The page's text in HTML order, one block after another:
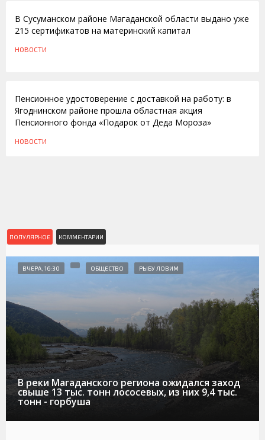
В Сусуманском районе Магаданской области выдано уже
215 сертификатов на материнский капитал
НОВОСТИ
Пенсионное удостоверение с доставкой на работу: в
Ягоднинском районе прошла областная акция
Пенсионного фонда «Подарок от Деда Мороза»
НОВОСТИ
ПОПУЛЯРНОЕ КОММЕНТАРИИ
В реки Магаданского региона ожидался заход
свыше 13 тыс. тонн лососевых, из них 9,4 тыс.
тонн - горбуша
ВЧЕРА, 16:30 ОБЩЕСТВО РЫБУ ЛОВИМ